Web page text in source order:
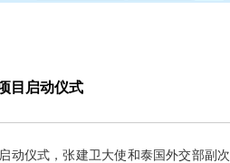
目启动仪式
动仪式，张建卫大使和泰国外交部副次